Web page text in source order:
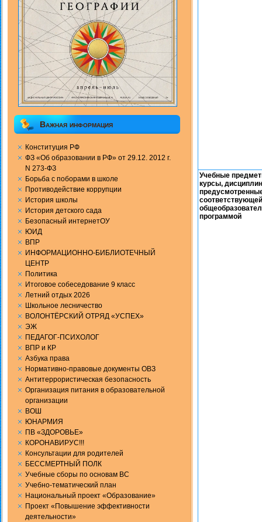
Важная информация
Конституция РФ
ФЗ «Об образовании в РФ» от 29.12. 2012 г.
N 273-ФЗ
Борьба с поборами в школе
Противодействие коррупции
История школы
История детского сада
Безопасный интернетОУ
ЮИД
ВПР
ИНФОРМАЦИОННО-БИБЛИОТЕЧНЫЙ
ЦЕНТР
Политика
Итоговое собеседование 9 класс
Летний отдых 2026
Школьное лесничество
ВОЛОНТЁРСКИЙ ОТРЯД «УСПЕХ»
ЭЖ
ПЕДАГОГ-ПСИХОЛОГ
ВПР и КР
Aзбука права
Нормативно-правовые документы ОВЗ
Антитеррористическая безопасность
Организация питания в образовательной
организации
ВОШ
ЮНАРМИЯ
ПВ «ЗДОРОВЬЕ»
КОРОНАВИРУС!!!
Консультации для родителей
БЕССМЕРТНЫЙ ПОЛК
Учебные сборы по основам ВС
Учебно-тематический план
Национальный проект «Образование»
Проект «Повышение эффективности
деятельности»
Учебные
курсы,
соответствующей
программой